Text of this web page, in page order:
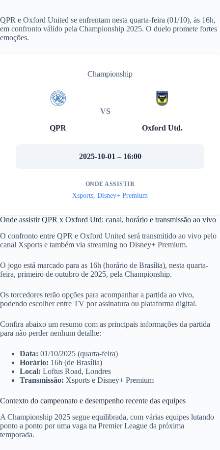
QPR e Oxford United se enfrentam nesta quarta-feira (01/10), às 16h,
em confronto válido pela Championship 2025. O duelo promete fortes
emoções.
Championship
QPR
VS
Oxford Utd.
2025-10-01 – 16:00
ONDE ASSISTIR
Xsports, Disney+ Premium
Onde assistir QPR x Oxford Utd: canal, horário e transmissão ao vivo
O confronto entre QPR e Oxford United será transmitido ao vivo pelo
canal Xsports e também via streaming no Disney+ Premium.
O jogo está marcado para as 16h (horário de Brasília), nesta quarta-
feira, primeiro de outubro de 2025, pela Championship.
Os torcedores terão opções para acompanhar a partida ao vivo,
podendo escolher entre TV por assinatura ou plataforma digital.
Confira abaixo um resumo com as principais informações da partida
para não perder nenhum detalhe:
Data: 01/10/2025 (quarta-feira)
Horário: 16h (de Brasília)
Local: Loftus Road, Londres
Transmissão: Xsports e Disney+ Premium
Contexto do campeonato e desempenho recente das equipes
A Championship 2025 segue equilibrada, com várias equipes lutando
ponto a ponto por uma vaga na Premier League da próxima
temporada.